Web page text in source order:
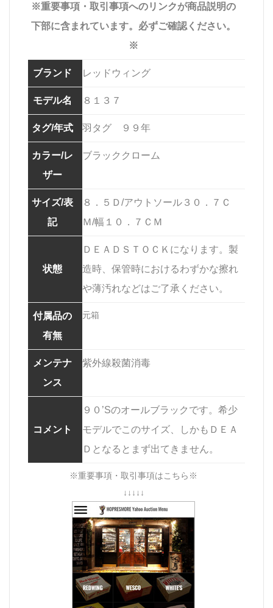
※重要事項・取引事項へのリンクが商品説明の
下部に含まれています。必ずご確認ください。
※
ブランド レッドウィング
モデル名 ８１３７
タグ/年式 羽タグ ９９年
カラー/レ
ザー
ブラッククローム
サイズ/表
記
８．５Ｄ/アウトソール３０．７Ｃ
Ｍ/幅１０．７ＣＭ
状態
ＤＥＡＤＳＴＯＣＫになります。製
造時、保管時におけるわずかな擦れ
や薄汚れなどはご了承ください。
付属品の
有無
元箱
メンテナ
ンス
紫外線殺菌消毒
コメント
９０’Sのオールブラックです。希少
モデルでこのサイズ、しかもＤＥＡ
Ｄとなるとまず出てきません。
※重要事項・取引事項はこちら※
↓↓↓↓↓